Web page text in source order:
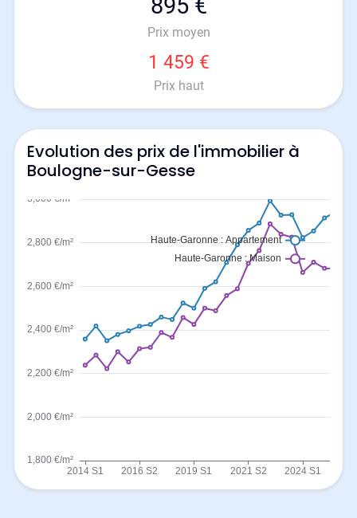
895 €
Prix moyen
1 459 €
Prix haut
Evolution des prix de l'immobilier à
Boulogne-sur-Gesse